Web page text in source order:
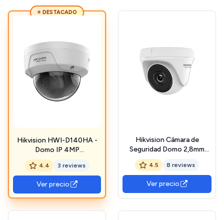
⭐ DESTACADO
Hikvision HWI-D140HA -
Domo IP 4MP
antivandálico de Exterior -
Color Blanco
4.4 3 reviews
Ver precio
Hikvision Cámara de
Seguridad Domo 2,8mm
4in1 1080p 25fps IR Hwt-
t120-p Gama HiWatch
Series
4.5 8 reviews
Ver precio